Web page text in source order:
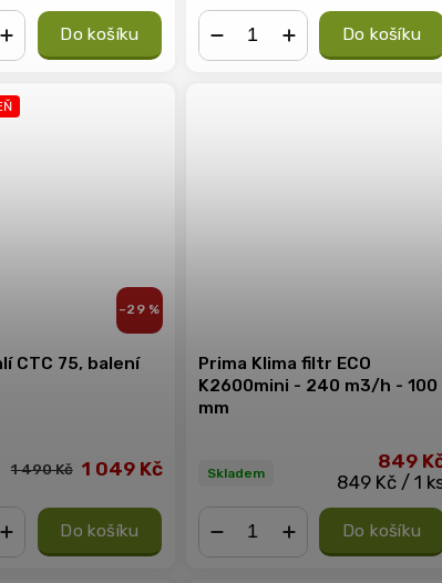
Do košíku Do košíku
–29 %
CTC 75, balení
1 490 Kč 1 049 Kč
Do košíku
Prima Klima filtr ECO
K2600mini - 240 m3/h - 100
mm
Skladem
849
849 Kč / 1
Do košíku